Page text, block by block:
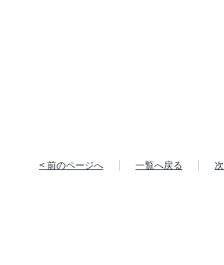
< 前のページへ 一覧へ戻る